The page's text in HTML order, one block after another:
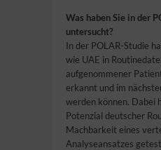
Was haben Sie in der
untersucht?
In der POLAR-Studie
wie UAE in
aufgenommener
erkannt und im
werden können. Dabei
Potenzial deutscher
Machbarkeit eines
Analyseansatzes